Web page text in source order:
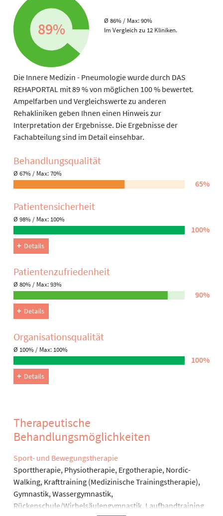
89%
Ø 86% / Max: 90%
Im Vergleich zu 12 Kliniken.
Die Innere Medizin - Pneumologie wurde durch DAS
REHAPORTAL mit 89 % von möglichen 100 % bewertet.
Ampelfarben und Vergleichswerte zu anderen
Rehakliniken geben Ihnen einen Hinweis zur
Interpretation der Ergebnisse. Die Ergebnisse der
Fachabteilung sind im Detail einsehbar.
Behandlungs­qualität
Ø 67% / Max: 70%
65%
Patienten­sicherheit
Ø 98% / Max: 100%
100%
Details
Patienten­zufriedenheit
Ø 80% / Max: 93%
90%
Details
Organisations­qualität
Ø 100% / Max: 100%
100%
Details
Therapeutische
Behandlungsmöglichkeiten
Sport- und Bewegungstherapie
Sporttherapie, Physiotherapie, Ergotherapie, Nordic-
Walking, Krafttraining (Medizinische Trainingstherapie),
Gymnastik, Wassergymnastik,
Rückenschule/Wirbelsäulengymnastik, Laufbandtraining